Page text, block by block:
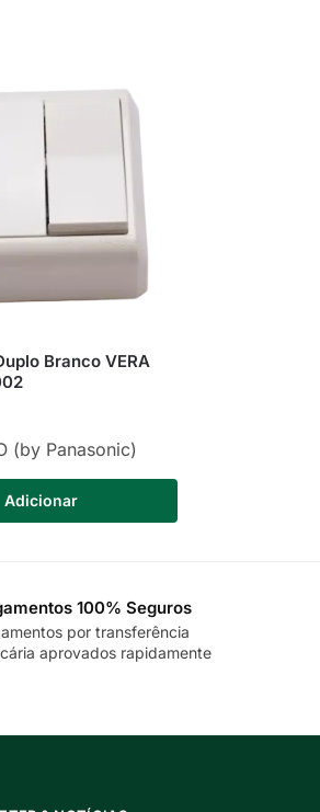
Branco VERA
(by Panasonic)
Adicionar
100% Seguros
por transferência
aprovados rapidamente